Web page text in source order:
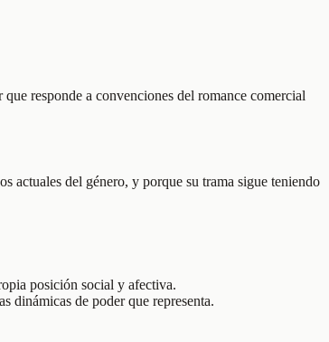
responde a convenciones del romance comercial
actuales del género, y porque su trama sigue teniendo
posición social y afectiva.
dinámicas de poder que representa.